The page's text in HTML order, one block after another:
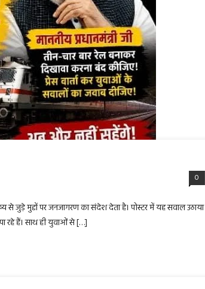
0
से जुड़े मुद्दों पर जनजागरण का संदेश देता है। पोस्टर में यह सवाल उठाया
रहे हैं। साथ ही युवाओं से […]